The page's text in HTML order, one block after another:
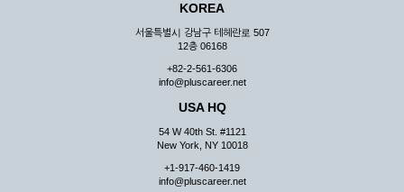
KOREA
서울특별시 강남구 테헤란로 507
12층 06168
+82-2-561-6306
info@pluscareer.net
USA HQ
54 W 40th St. #1121
New York, NY 10018
+1-917-460-1419
info@pluscareer.net